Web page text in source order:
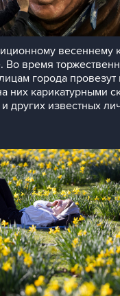
весеннему
время
города
них карикатурными
других известных